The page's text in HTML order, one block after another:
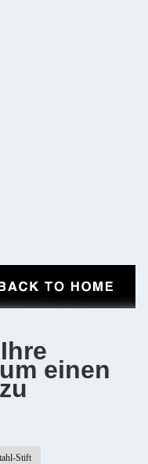
einen
Stift